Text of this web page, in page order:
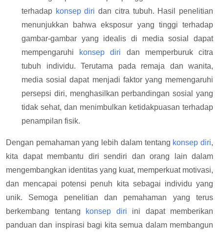
terhadap konsep diri dan citra tubuh. Hasil penelitian
menunjukkan bahwa eksposur yang tinggi terhadap
gambar-gambar yang idealis di media sosial dapat
mempengaruhi
konsep diri dan memperburuk citra
tubuh individu. Terutama pada remaja dan wanita,
media sosial dapat menjadi faktor yang memengaruhi
persepsi diri, menghasilkan perbandingan sosial yang
tidak sehat, dan menimbulkan ketidakpuasan terhadap
penampilan fisik.
Dengan pemahaman yang lebih dalam tentang konsep diri,
kita dapat membantu diri sendiri dan orang lain dalam
mengembangkan identitas yang kuat, memperkuat motivasi,
dan mencapai potensi penuh kita sebagai individu yang
unik. Semoga penelitian dan pemahaman yang terus
berkembang tentang
konsep diri ini dapat memberikan
panduan dan inspirasi bagi kita semua dalam membangun